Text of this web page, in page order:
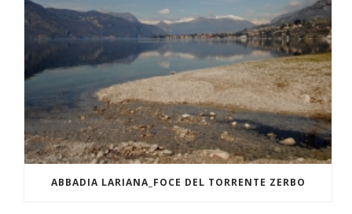
ABBADIA LARIANA_FOCE DEL TORRENTE ZERBO